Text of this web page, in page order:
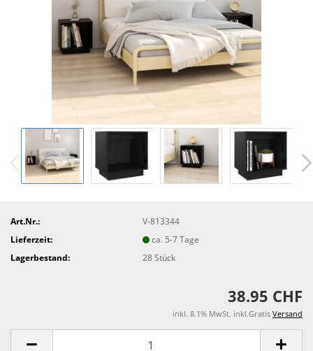
Art.Nr.:
V-813344
Lieferzeit:
ca. 5-7 Tage
Lagerbestand:
28Stück
38.95 CHF
inkl. 8.1% MwSt. inkl.Gratis Versand